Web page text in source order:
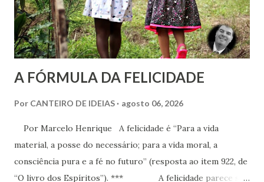
Espírita.
A FÓRMULA DA FELICIDADE
Por CANTEIRO DE IDEIAS agosto 06, 2026
Por Marcelo Henrique A felicidade é “Para a vida
material, a posse do necessário; para a vida moral, a
consciência pura e a fé no futuro” (resposta ao item 922, de
“O livro dos Espíritos”). *** A felicidade parece ser